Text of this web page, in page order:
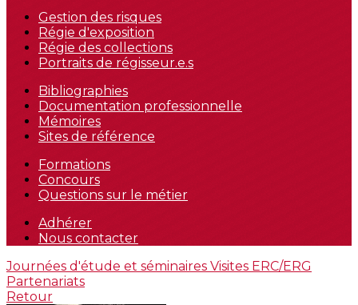
Gestion des risques
Régie d'exposition
Régie des collections
Portraits de régisseur.e.s
Bibliographies
Documentation professionnelle
Mémoires
Sites de référence
Formations
Concours
Questions sur le métier
Adhérer
Nous contacter
Journées d'étude et séminaires Visites ERC/ERG
Partenariats
Retour